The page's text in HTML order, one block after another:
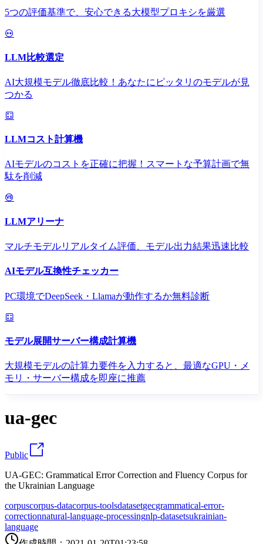
5つの評価基準で、安心できる大模型プロキシを厳選
LLM比較選定
AI大規模モデル徹底比較！あなたにピッタリのモデルが見
つかる
LLMコスト計算機
AIモデルのコストを正確に把握！スマートな予算計画で無
駄を削減
LLMアリーナ
マルチモデルリアルタイム評価、モデル出力結果迅速比較
AIモデル互換性チェッカー
PC環境でDeepSeek・Llamaが動作するか無料診断
モデル展開サーバー構成計算機
大規模モデルの計算力要件を入力すると、最適なGPU・メ
モリ・サーバー構成を即座に推薦
ua-gec
Public
UA-GEC: Grammatical Error Correction and Fluency Corpus for
the Ukrainian Language
corpuscorpus-datacorpus-toolsdatasetgecgrammatical-error-
correctionnatural-language-processingnlp-datasetsukrainian-
language